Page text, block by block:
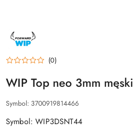
NAZWA
PRODUCENTA:
FORWARD
(0)
WIP Top neo 3mm męski
Symbol: 3700919814466
Symbol: WIP3DSNT44